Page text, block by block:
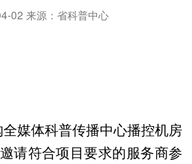
02 来源：省科普中心
媒体科普传播中心播控机房
请符合项目要求的服务商参